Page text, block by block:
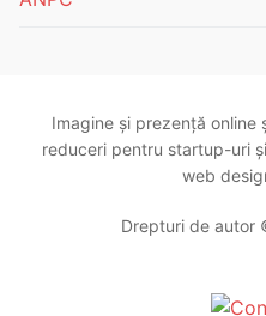
Imagine și prezență online
reduceri pentru startup-uri
web
Drepturi de autor